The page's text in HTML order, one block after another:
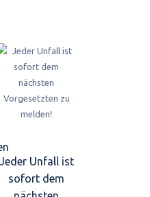
Jeder Unfall ist
sofort dem